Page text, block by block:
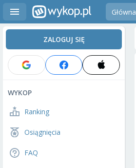
Główna
ZALOGUJ SIĘ
WYKOP
Ranking
Osiągnięcia
FAQ